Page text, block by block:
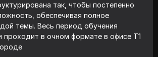
так, чтобы постепенно
обеспечивая полное
темы. Весь период обучения
проходит в очном формате в офисе Т1